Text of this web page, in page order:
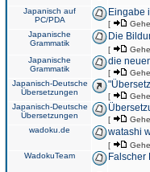
Japanisch auf
PC/PDA
Eingabe
[
Japanische
Grammatik
Die
[
Japanische
Grammatik
die
[
Japanisch-Deutsche
Übersetzungen
[
Japanisch-Deutsche
Übersetzungen
[
wadoku.de watashi
[
WadokuTeam Falscher